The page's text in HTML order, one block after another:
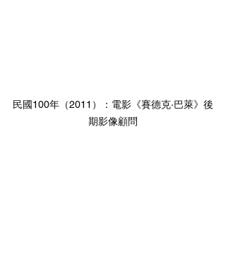
民國100年（2011）：電影《賽德克·巴萊》後
期影像顧問